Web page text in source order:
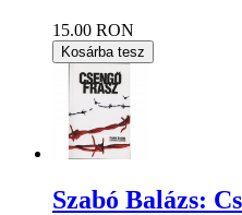
15.00 RON
Kosárba tesz
Szabó Balázs: